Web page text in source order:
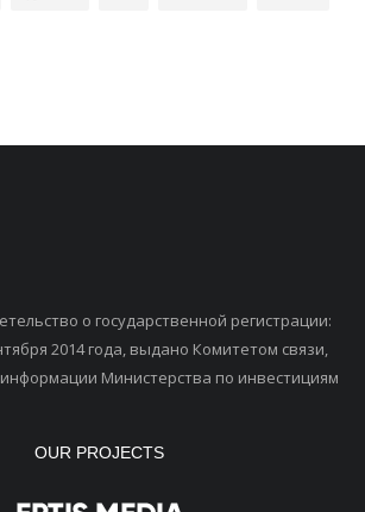
о государственной регистрации:
2014 года, выдано Комитетом связи,
Министерства по инвестициям
OUR PROJECTS